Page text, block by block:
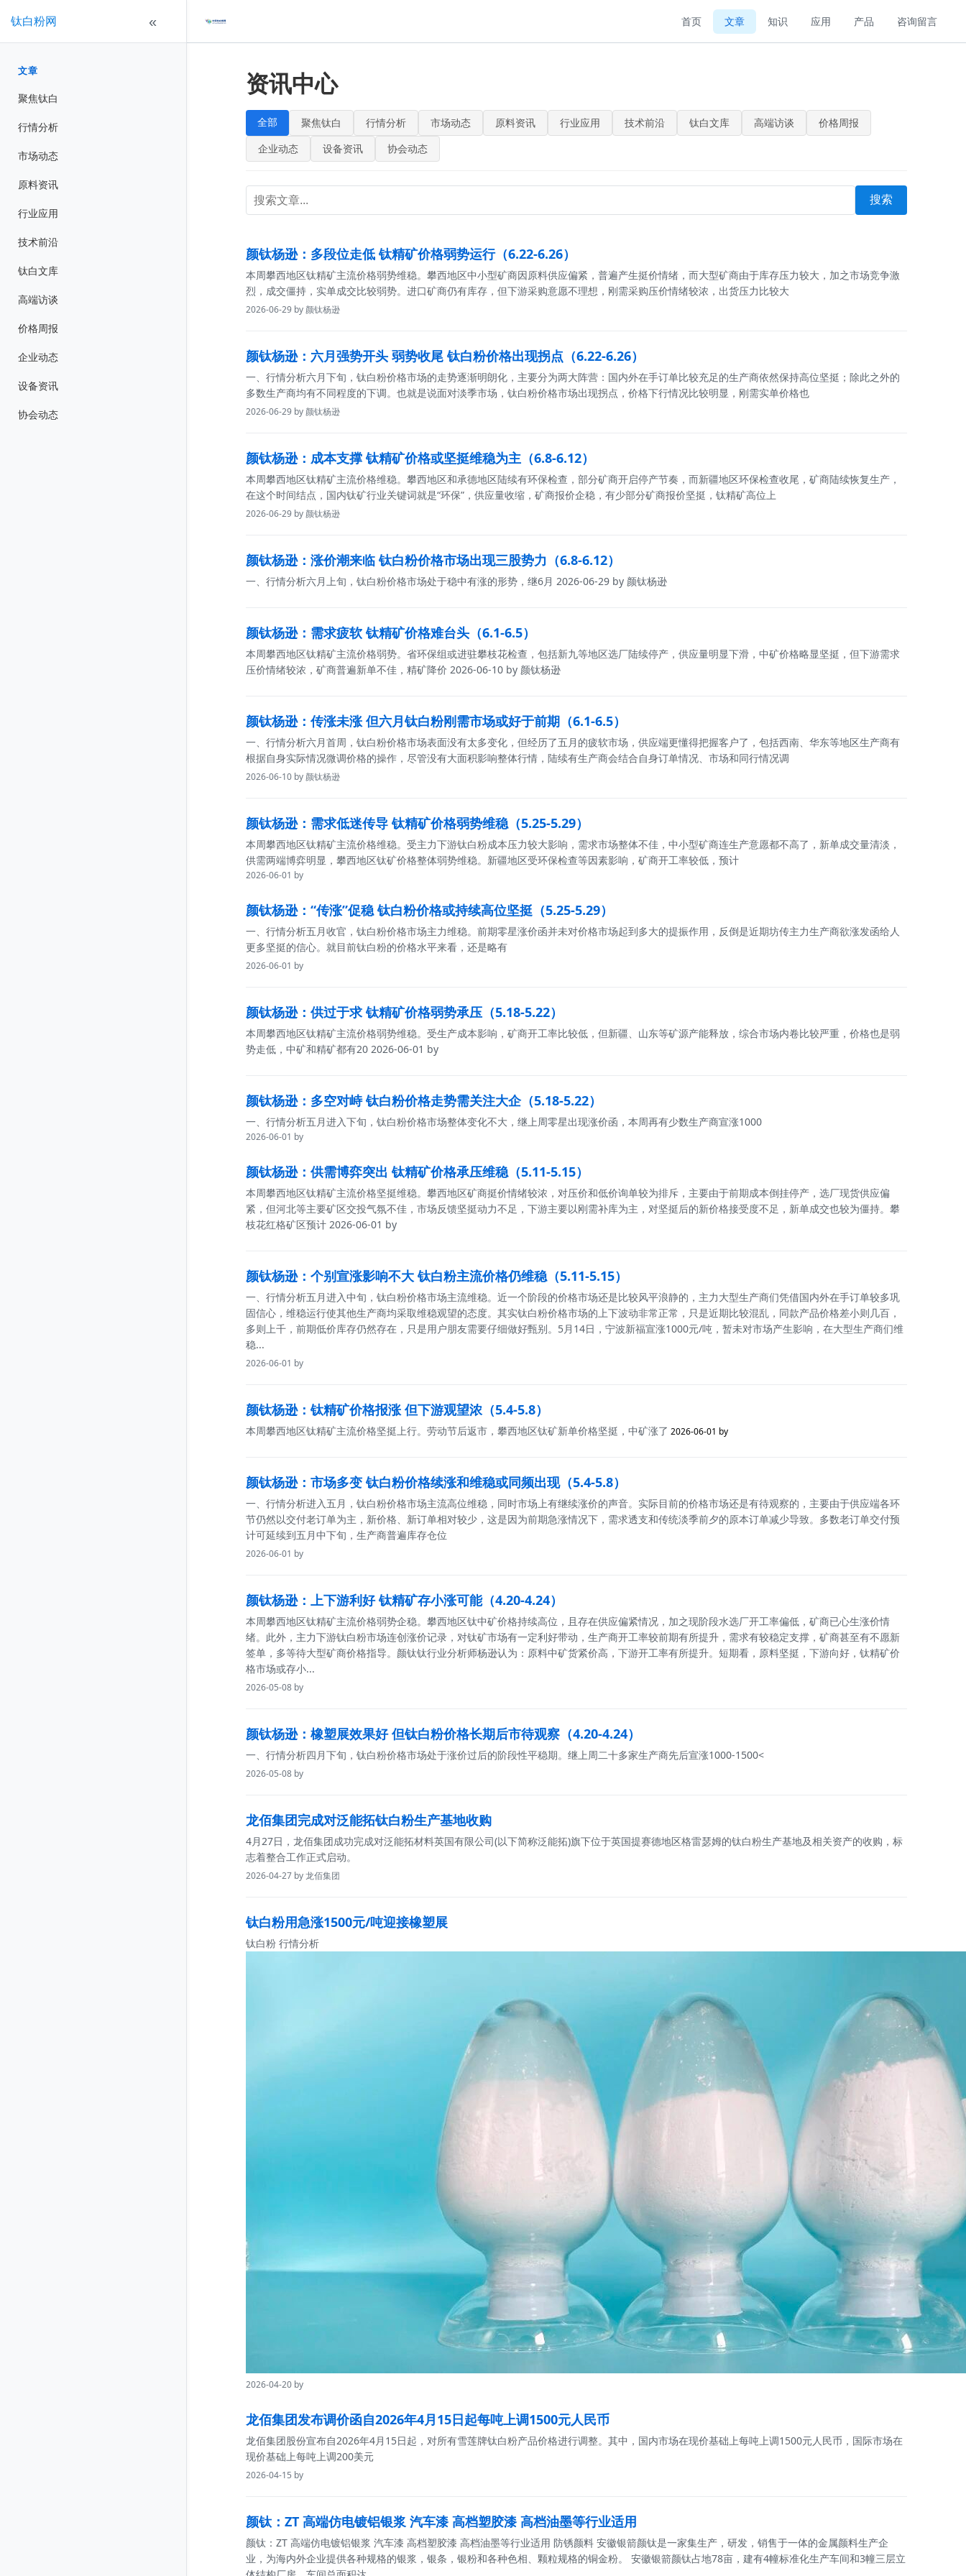
钛白粉网 «
文章
聚焦钛白
行情分析
市场动态
原料资讯
行业应用
技术前沿
钛白文库
高端访谈
价格周报
企业动态
设备资讯
协会动态
首页 文章 知识 应用 产品 咨询留言
资讯中心
全部 聚焦钛白 行情分析 市场动态 原料资讯 行业应用 技术前沿 钛白文库 高端访谈
价格周报
企业动态
设备资讯 协会动态
搜索
颜钛杨逊：多段位走低 钛精矿价格弱势运行（6.22-6.26）
本周攀西地区钛精矿主流价格弱势维稳。攀西地区中小型矿商因原料供应偏紧，普遍产生挺价情绪，而大型矿商由于库存压力较大，加之市场竞争激
烈，成交僵持，实单成交比较弱势。进口矿商仍有库存，但下游采购意愿不理想，刚需采购压价情绪较浓，出货压力比较大
2026-06-29 by 颜钛杨逊
颜钛杨逊：六月强势开头 弱势收尾 钛白粉价格出现拐点（6.22-6.26）
一、行情分析六月下旬，钛白粉价格市场的走势逐渐明朗化，主要分为两大阵营：国内外在手订单比较充足的生产商依然保持高位坚挺；除此之外的
多数生产商均有不同程度的下调。也就是说面对淡季市场，钛白粉价格市场出现拐点，价格下行情况比较明显，刚需实单价格也
2026-06-29 by 颜钛杨逊
颜钛杨逊：成本支撑 钛精矿价格或坚挺维稳为主（6.8-6.12）
本周攀西地区钛精矿主流价格维稳。攀西地区和承德地区陆续有环保检查，部分矿商开启停产节奏，而新疆地区环保检查收尾，矿商陆续恢复生产，
在这个时间结点，国内钛矿行业关键词就是“环保”，供应量收缩，矿商报价企稳，有少部分矿商报价坚挺，钛精矿高位上
2026-06-29 by 颜钛杨逊
颜钛杨逊：涨价潮来临 钛白粉价格市场出现三股势力（6.8-6.12）
一、行情分析六月上旬，钛白粉价格市场处于稳中有涨的形势，继6月 2026-06-29 by 颜钛杨逊
颜钛杨逊：需求疲软 钛精矿价格难台头（6.1-6.5）
本周攀西地区钛精矿主流价格弱势。省环保组或进驻攀枝花检查，包括新九等地区选厂陆续停产，供应量明显下滑，中矿价格略显坚挺，但下游需求
压价情绪较浓，矿商普遍新单不佳，精矿降价 2026-06-10 by 颜钛杨逊
颜钛杨逊：传涨未涨 但六月钛白粉刚需市场或好于前期（6.1-6.5）
一、行情分析六月首周，钛白粉价格市场表面没有太多变化，但经历了五月的疲软市场，供应端更懂得把握客户了，包括西南、华东等地区生产商有
根据自身实际情况微调价格的操作，尽管没有大面积影响整体行情，陆续有生产商会结合自身订单情况、市场和同行情况调
2026-06-10 by 颜钛杨逊
颜钛杨逊：需求低迷传导 钛精矿价格弱势维稳（5.25-5.29）
本周攀西地区钛精矿主流价格维稳。受主力下游钛白粉成本压力较大影响，需求市场整体不佳，中小型矿商连生产意愿都不高了，新单成交量清淡，
供需两端博弈明显，攀西地区钛矿价格整体弱势维稳。新疆地区受环保检查等因素影响，矿商开工率较低，预计
2026-06-01 by
颜钛杨逊：“传涨”促稳 钛白粉价格或持续高位坚挺（5.25-5.29）
一、行情分析五月收官，钛白粉价格市场主力维稳。前期零星涨价函并未对价格市场起到多大的提振作用，反倒是近期坊传主力生产商欲涨发函给人
更多坚挺的信心。就目前钛白粉的价格水平来看，还是略有
2026-06-01 by
颜钛杨逊：供过于求 钛精矿价格弱势承压（5.18-5.22）
本周攀西地区钛精矿主流价格弱势维稳。受生产成本影响，矿商开工率比较低，但新疆、山东等矿源产能释放，综合市场内卷比较严重，价格也是弱
势走低，中矿和精矿都有20 2026-06-01 by
颜钛杨逊：多空对峙 钛白粉价格走势需关注大企（5.18-5.22）
一、行情分析五月进入下旬，钛白粉价格市场整体变化不大，继上周零星出现涨价函，本周再有少数生产商宣涨1000
2026-06-01 by
颜钛杨逊：供需博弈突出 钛精矿价格承压维稳（5.11-5.15）
本周攀西地区钛精矿主流价格坚挺维稳。攀西地区矿商挺价情绪较浓，对压价和低价询单较为排斥，主要由于前期成本倒挂停产，选厂现货供应偏
紧，但河北等主要矿区交投气氛不佳，市场反馈坚挺动力不足，下游主要以刚需补库为主，对坚挺后的新价格接受度不足，新单成交也较为僵持。攀
枝花红格矿区预计 2026-06-01 by
颜钛杨逊：个别宣涨影响不大 钛白粉主流价格仍维稳（5.11-5.15）
一、行情分析五月进入中旬，钛白粉价格市场主流维稳。近一个阶段的价格市场还是比较风平浪静的，主力大型生产商们凭借国内外在手订单较多巩
固信心，维稳运行使其他生产商均采取维稳观望的态度。其实钛白粉价格市场的上下波动非常正常，只是近期比较混乱，同款产品价格差小则几百，
多则上千，前期低价库存仍然存在，只是用户朋友需要仔细做好甄别。5月14日，宁波新福宣涨1000元/吨，暂未对市场产生影响，在大型生产商们维
稳...
2026-06-01 by
颜钛杨逊：钛精矿价格报涨 但下游观望浓（5.4-5.8）
本周攀西地区钛精矿主流价格坚挺上行。劳动节后返市，攀西地区钛矿新单价格坚挺，中矿涨了 2026-06-01 by
颜钛杨逊：市场多变 钛白粉价格续涨和维稳或同频出现（5.4-5.8）
一、行情分析进入五月，钛白粉价格市场主流高位维稳，同时市场上有继续涨价的声音。实际目前的价格市场还是有待观察的，主要由于供应端各环
节仍然以交付老订单为主，新价格、新订单相对较少，这是因为前期急涨情况下，需求透支和传统淡季前夕的原本订单减少导致。多数老订单交付预
计可延续到五月中下旬，生产商普遍库存仓位
2026-06-01 by
颜钛杨逊：上下游利好 钛精矿存小涨可能（4.20-4.24）
本周攀西地区钛精矿主流价格弱势企稳。攀西地区钛中矿价格持续高位，且存在供应偏紧情况，加之现阶段水选厂开工率偏低，矿商已心生涨价情
绪。此外，主力下游钛白粉市场连创涨价记录，对钛矿市场有一定利好带动，生产商开工率较前期有所提升，需求有较稳定支撑，矿商甚至有不愿新
签单，多等待大型矿商价格指导。颜钛钛行业分析师杨逊认为：原料中矿货紧价高，下游开工率有所提升。短期看，原料坚挺，下游向好，钛精矿价
格市场或存小...
2026-05-08 by
颜钛杨逊：橡塑展效果好 但钛白粉价格长期后市待观察（4.20-4.24）
一、行情分析四月下旬，钛白粉价格市场处于涨价过后的阶段性平稳期。继上周二十多家生产商先后宣涨1000-1500<
2026-05-08 by
龙佰集团完成对泛能拓钛白粉生产基地收购
4月27日，龙佰集团成功完成对泛能拓材料英国有限公司(以下简称泛能拓)旗下位于英国提赛德地区格雷瑟姆的钛白粉生产基地及相关资产的收购，标
志着整合工作正式启动。
2026-04-27 by 龙佰集团
钛白粉用急涨1500元/吨迎接橡塑展
钛白粉 行情分析
2026-04-20 by
龙佰集团发布调价函自2026年4月15日起每吨上调1500元人民币
龙佰集团股份宣布自2026年4月15日起，对所有雪莲牌钛白粉产品价格进行调整。其中，国内市场在现价基础上每吨上调1500元人民币，国际市场在
现价基础上每吨上调200美元
2026-04-15 by
颜钛：ZT 高端仿电镀铝银浆 汽车漆 高档塑胶漆 高档油墨等行业适用
颜钛：ZT 高端仿电镀铝银浆 汽车漆 高档塑胶漆 高档油墨等行业适用 防锈颜料 安徽银箭颜钛是一家集生产，研发，销售于一体的金属颜料生产企
业，为海内外企业提供各种规格的银浆，银条，银粉和各种色相、颗粒规格的铜金粉。 安徽银箭颜钛占地78亩，建有4幢标准化生产车间和3幢三层立